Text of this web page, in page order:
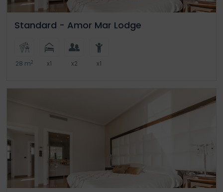
Standard - Amor Mar Lodge
28 m2 x1 x2 x1